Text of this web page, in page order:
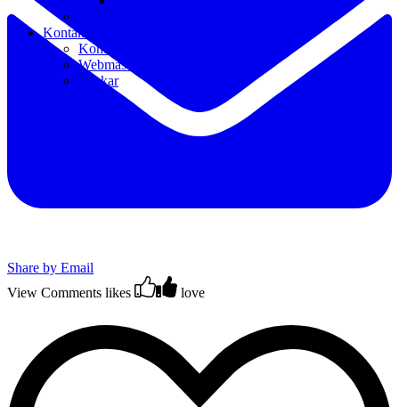
Share by Email
View Comments likes love
Kontakt
Kontakt/Info/Bokning
Webmaster
Länkar